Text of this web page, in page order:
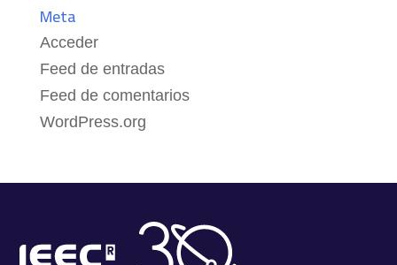
Meta
Acceder
Feed de entradas
Feed de comentarios
WordPress.org